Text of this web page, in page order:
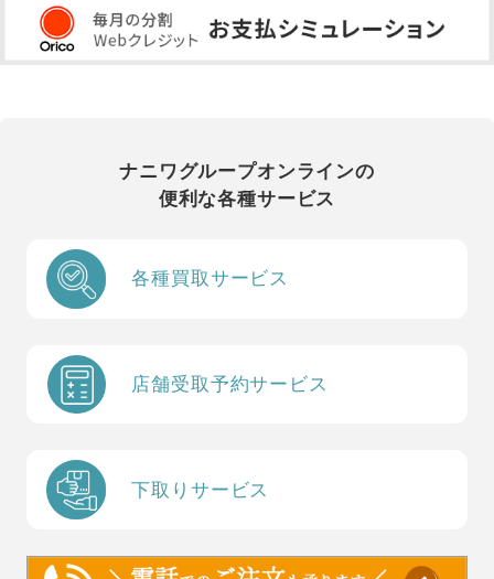
ナニワグループオンラインの
便利な各種サービス
各種買取サービス
店舗受取予約サービス
下取りサービス